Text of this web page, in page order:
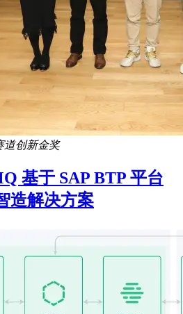
道创新金奖
基于 SAP BTP 平台
造解决方案